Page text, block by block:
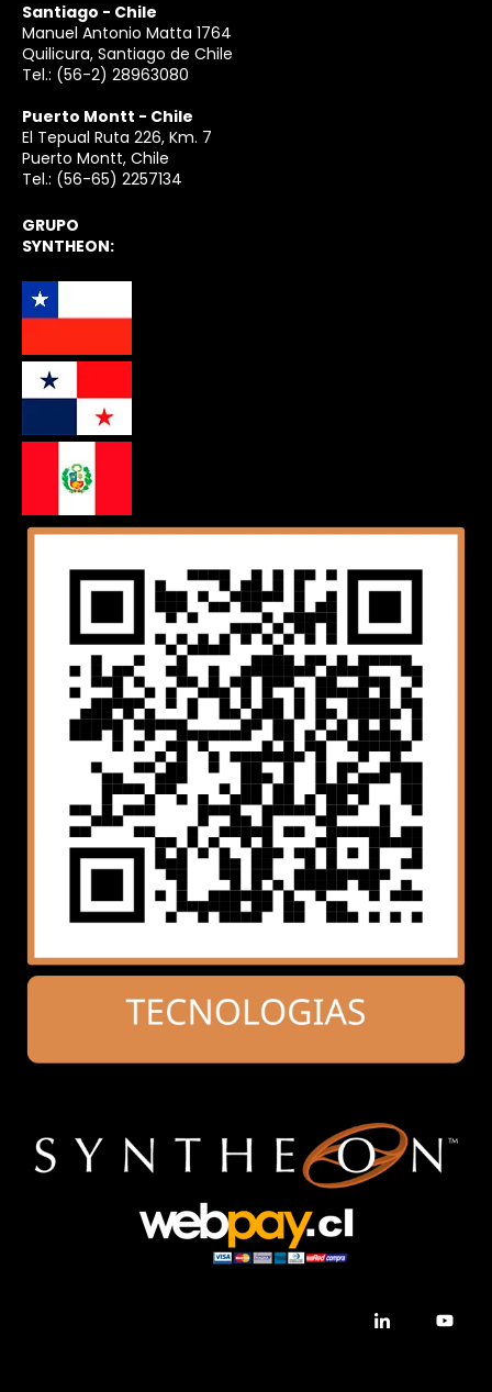
Santiago - Chile
Manuel Antonio Matta 1764
Quilicura, Santiago de Chile
Tel.: (56-2) 28963080
Puerto Montt - Chile
El Tepual Ruta 226, Km. 7
Puerto Montt, Chile
Tel.: (56-65) 2257134
GRUPO
SYNTHEON: